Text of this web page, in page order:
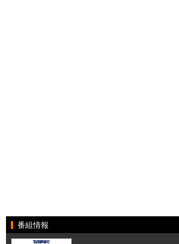
番組情報